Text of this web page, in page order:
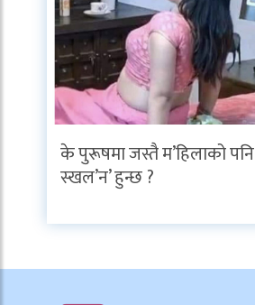
के पुरूषमा जस्तै म’हिलाको पनि
स्खल’न’ हुन्छ ?